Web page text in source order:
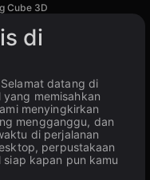
Cube 3D
di
datang di
memisahkan
menyingkirkan
mengganggu, dan
di perjalanan
perpustakaan
kapan pun kamu